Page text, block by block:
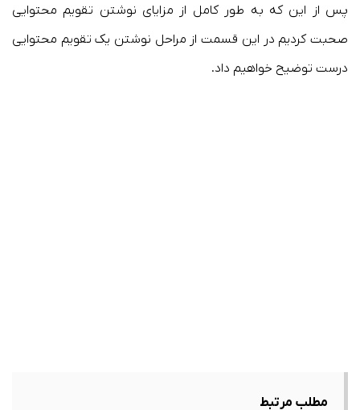
پس از این که به طور کامل از مزایای نوشتن تقویم محتوایی
صحبت کردیم در این قسمت از مراحل نوشتن یک تقویم محتوایی
درست توضیح خواهیم داد.
مطلب مرتبط